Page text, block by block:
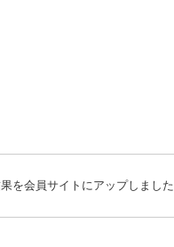
を会員サイトにアップしました